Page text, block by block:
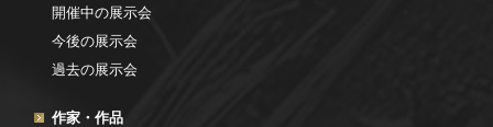
開催中の展示会
今後の展示会
過去の展示会
作家・作品